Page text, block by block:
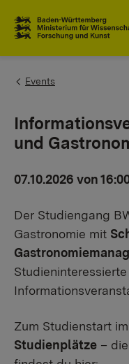
You are here:
Events
und
07.10.2026 von
Der Studiengang
Gastronomie mit
Studieninteressierte
Zum Studienstart
Studienplätze –